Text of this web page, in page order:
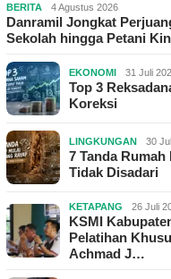
BERITA 4 Agustus 2026
Danramil Jongkat
Sekolah hingga Petani
EKONOMI 31 Juli
Top 3
Koreksi
LINGKUNGAN 30
7 Tanda
Tidak Disadari
KETAPANG 26 Juli
KSMI
Pelatihan
Achmad J…